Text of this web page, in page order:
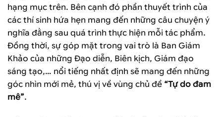
hạng mục trên. Bên cạnh đó phần thuyết trình của
các thí sinh hứa hẹn mang đến những câu chuyện ý
nghĩa đằng sau quá trình thực hiện mỗi tác phẩm.
Đồng thời, sự góp mặt trong vai trò là Ban Giám
Khảo của những Đạo diễn, Biên kịch, Giám đạo
sáng tạo,… nổi tiếng nhất định sẽ mang đến những
góc nhìn mới mẻ, thú vị về vùng chủ đề “Tự do đam
mê”.